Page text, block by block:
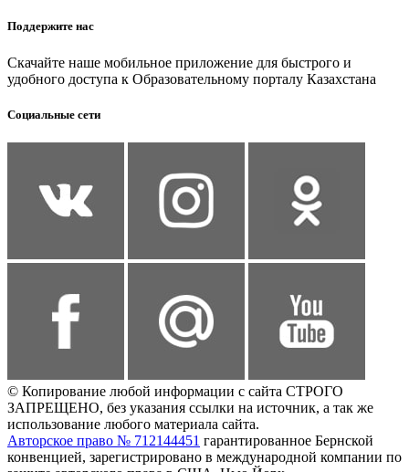
Поддержите нас
Скачайте наше мобильное приложение для быстрого и
удобного доступа к Образовательному порталу Казахстана
Социальные сети
© Копирование любой информации с сайта СТРОГО
ЗАПРЕЩЕНО, без указания ссылки на источник, а так же
использование любого материала сайта.
Авторское право № 712144451 гарантированное Бернской
конвенцией, зарегистрировано в международной компании по